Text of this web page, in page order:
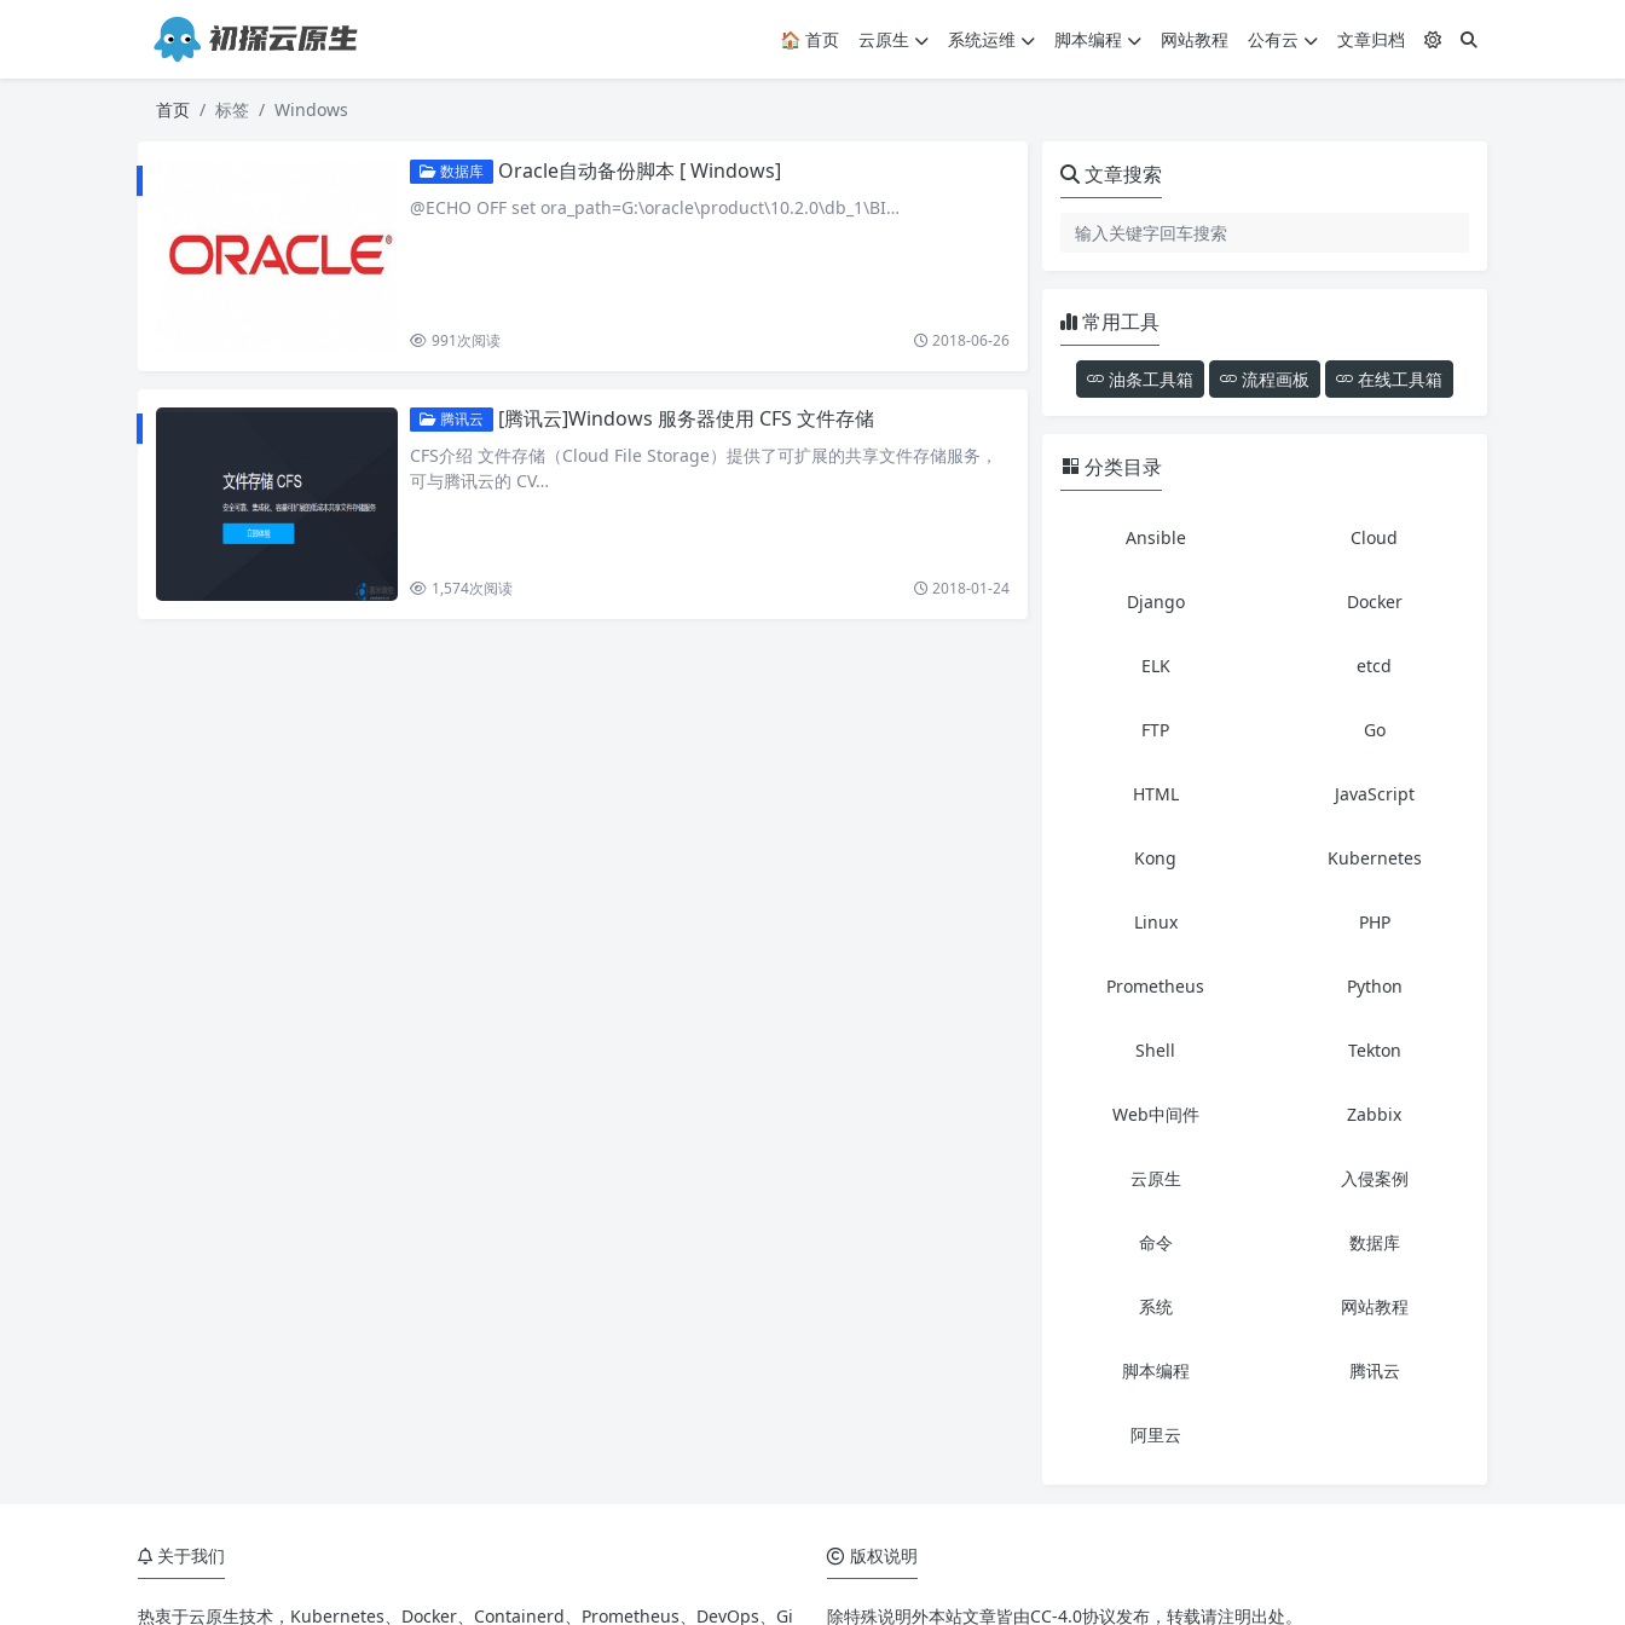
🏠 首页 云原生 系统运维 脚本编程 网站教程 公有云 文章归档
首页 标签 Windows
数据库 Oracle自动备份脚本 [ Windows]
@ECHO OFF set ora_path=G:\oracle\product\10.2.0\db_1\BI…
991次阅读 2018-06-26
腾讯云 [腾讯云]Windows 服务器使用 CFS 文件存储
CFS介绍 文件存储（Cloud File Storage）提供了可扩展的共享文件存储服务，
可与腾讯云的 CV…
1,574次阅读 2018-01-24
文章搜索
常用工具
油条工具箱 流程画板 在线工具箱
分类目录
Ansible Cloud
Django Docker
ELK etcd
FTP Go
HTML JavaScript
Kong Kubernetes
Linux PHP
Prometheus Python
Shell Tekton
Web中间件 Zabbix
云原生 入侵案例
命令 数据库
系统 网站教程
脚本编程 腾讯云
阿里云
关于我们
热衷于云原生技术，Kubernetes、Docker、Containerd、Prometheus、DevOps、Gi
版权说明
除特殊说明外本站文章皆由CC-4.0协议发布，转载请注明出处。